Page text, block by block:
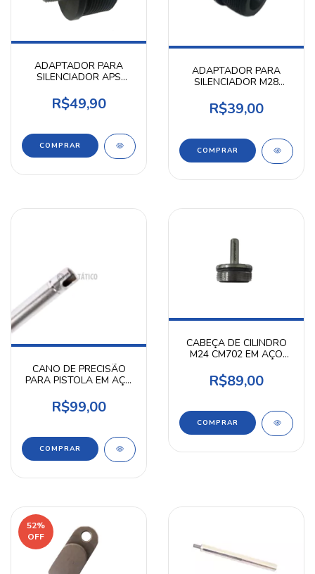
ADAPTADOR PARA
SILENCIADOR APS
R$49,90
ADAPTADOR PARA
SILENCIADOR M28
AIRPRESS
R$39,00
CANO DE PRECISÃO
PARA PISTOLA EM AÇO
AIRPRESS
R$99,00
CABEÇA DE CILINDRO
M24 CM702 EM AÇO
AIRPRESS
R$89,00
52%
OFF